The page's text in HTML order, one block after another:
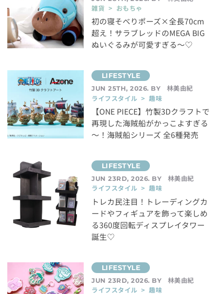
雑貨 > おもちゃ
初の寝そべりポーズ×全長70cm
超え！サラブレッドのMEGA BIG
ぬいぐるみが可愛すぎる～♡
JUN 25TH, 2026. BY
林美由紀
ライフスタイル > 趣味
【ONE PIECE】竹製3Dクラフトで
再現した海賊船がかっこよすぎる
～！海賊船シリーズ 全6種発売
JUN 23RD, 2026. BY
林美由紀
ライフスタイル > 趣味
トレカ民注目！トレーディングカ
ードやフィギュアを飾って楽しめ
る360度回転ディスプレイタワー
誕生♡
JUN 23RD, 2026. BY
林美由紀
ライフスタイル > 趣味